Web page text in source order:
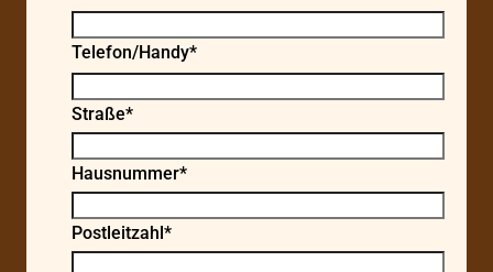
Telefon/Handy*
Straße*
Hausnummer*
Postleitzahl*